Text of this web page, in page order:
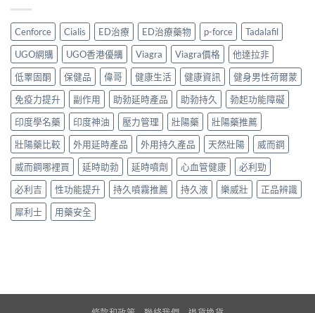
Cenforce Cialis ED治療 ED治療藥物 p-force
Tadalafil
UGO網購
UGO香港優購 Viagra Viagra價格
他達拉非
低睪固酮
保健品 偉哥 健康生活 健康資訊
健身男性荷爾蒙
免疫力提升
副作用 助勃延時產品 助勃持久
勃起功能障礙
印度學名藥
印度神油 壓力管理 壯陽藥
壯陽藥推薦
壯陽藥比較
外用延時產品 外用持久產品 天然壯陽
威而鋼
威而鋼哪裡買
延時助勃 延時噴劑 心血管健康
必利勁
必利吉
性功能提升 持久噴霧推薦 持久液 樂威壯
正品辨識
犀利士
用藥安全